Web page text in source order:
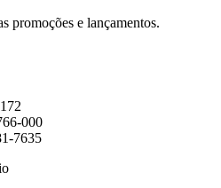
promoções e lançamentos.
000
7635